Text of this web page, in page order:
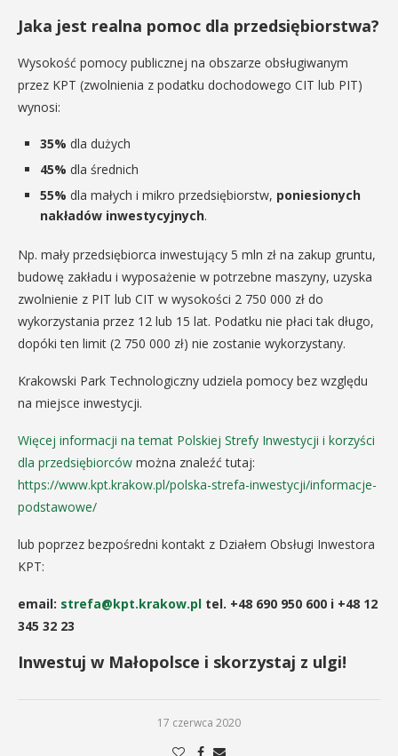
Jaka jest realna pomoc dla przedsiębiorstwa?
Wysokość pomocy publicznej na obszarze obsługiwanym
przez KPT (zwolnienia z podatku dochodowego CIT lub PIT)
wynosi:
35% dla dużych
45% dla średnich
55% dla małych i mikro przedsiębiorstw, poniesionych
nakładów inwestycyjnych.
Np. mały przedsiębiorca inwestujący 5 mln zł na zakup gruntu,
budowę zakładu i wyposażenie w potrzebne maszyny, uzyska
zwolnienie z PIT lub CIT w wysokości 2 750 000 zł do
wykorzystania przez 12 lub 15 lat. Podatku nie płaci tak długo,
dopóki ten limit (2 750 000 zł) nie zostanie wykorzystany.
Krakowski Park Technologiczny udziela pomocy bez względu
na miejsce inwestycji.
Więcej informacji na temat Polskiej Strefy Inwestycji i korzyści
dla przedsiębiorców można znaleźć tutaj:
https://www.kpt.krakow.pl/polska-strefa-inwestycji/informacje-
podstawowe/
lub poprzez bezpośredni kontakt z Działem Obsługi Inwestora
KPT:
email: strefa@kpt.krakow.pl tel. +48 690 950 600 i +48 12
345 32 23
Inwestuj w Małopolsce i skorzystaj z ulgi!
17 czerwca 2020